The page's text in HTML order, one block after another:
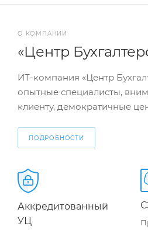
ИТ-компания «Центр
опытные специалисты,
клиенту, демократичные
ПОДРОБНОСТИ
Аккредитованный
УЦ
О КОМПАНИИ
«Центр